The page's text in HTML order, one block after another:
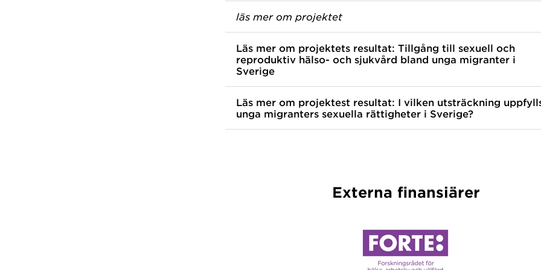
läs mer om projektet
Läs mer om projektets resultat: Tillgång till sexuell och
reproduktiv hälso- och sjukvård bland unga migranter i
Sverige
Läs mer om projektest resultat: I vilken utsträckning
unga migranters sexuella rättigheter i Sverige?
Externa finansiärer